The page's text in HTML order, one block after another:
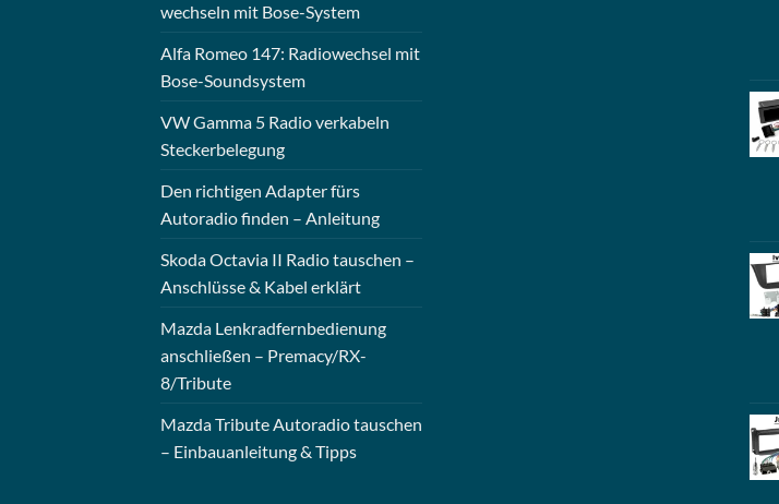
wechseln mit Bose-System
Alfa Romeo 147: Radiowechsel mit
Bose-Soundsystem
VW Gamma 5 Radio verkabeln
Steckerbelegung
Den richtigen Adapter fürs
Autoradio finden – Anleitung
Skoda Octavia II Radio tauschen –
Anschlüsse & Kabel erklärt
Mazda Lenkradfernbedienung
anschließen – Premacy/RX-
8/Tribute
Mazda Tribute Autoradio tauschen
– Einbauanleitung & Tipps